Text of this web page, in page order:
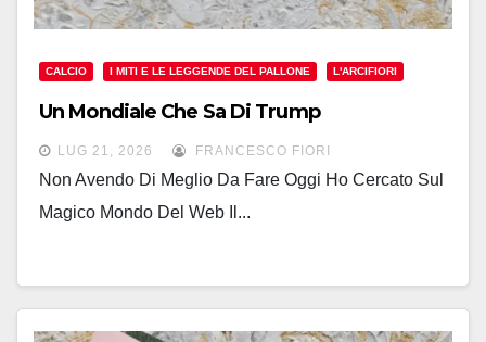
CALCIO I MITI E LE LEGGENDE DEL PALLONE L'ARCIFIORI
Un Mondiale Che Sa Di Trump
LUG 21, 2026 FRANCESCO FIORI
Non Avendo Di Meglio Da Fare Oggi Ho Cercato Sul
Magico Mondo Del Web Il...